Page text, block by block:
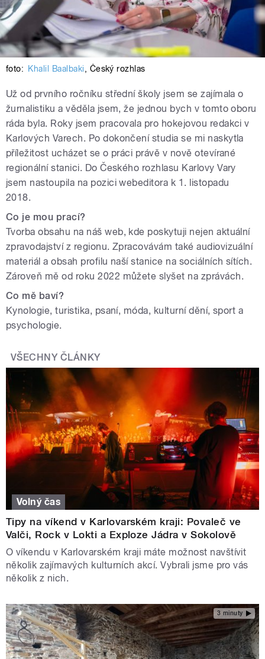
foto: Khalil Baalbaki, Český rozhlas
Už od prvního ročníku střední školy jsem se zajímala o
žurnalistiku a věděla jsem, že jednou bych v tomto oboru
ráda byla. Roky jsem pracovala pro hokejovou redakci v
Karlových Varech. Po dokončení studia se mi naskytla
příležitost ucházet se o práci právě v nově otevírané
regionální stanici. Do Českého rozhlasu Karlovy Vary
jsem nastoupila na pozici webeditora k 1. listopadu
2018.
Co je mou prací?
Tvorba obsahu na náš web, kde poskytuji nejen aktuální
zpravodajství z regionu. Zpracovávám také audiovizuální
materiál a obsah profilu naší stanice na sociálních sítích.
Zároveň mě od roku 2022 můžete slyšet na zprávách.
Co mě baví?
Kynologie, turistika, psaní, móda, kulturní dění, sport a
psychologie.
VŠECHNY ČLÁNKY
Volný čas
Tipy na víkend v Karlovarském kraji: Povaleč ve
Valči, Rock v Lokti a Exploze Jádra v Sokolově
O víkendu v Karlovarském kraji máte možnost navštívit
několik zajímavých kulturních akcí. Vybrali jsme pro vás
několik z nich.
3 minuty